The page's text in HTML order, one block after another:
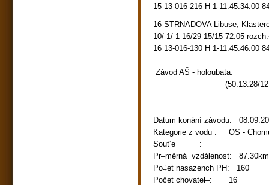
15 13-016-216 H 1-11:45:34.00
16 STRNADOVA Libuse,
10/ 1/ 1 16/29 15/15 72.05
16 13-016-130 H 1-11:45:46.00
Závod AŠ - holoubata.
(50:13:28/
Datum konání závodu:
Kategorie z vodu : OS -
Sout‘e :
Pr–měrná vzdálenost:
Po‡et nasazench PH: 160
Počet chovatel–: 16